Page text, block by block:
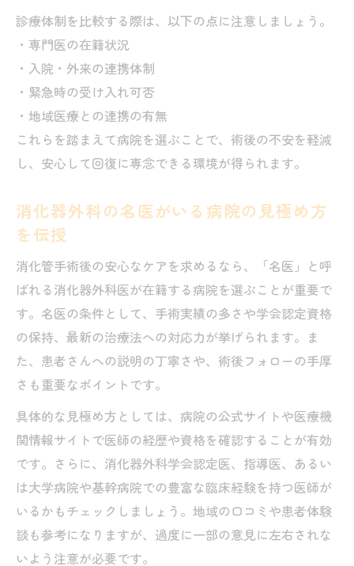
診療体制を比較する際は、以下の点に注意しましょう。
・専門医の在籍状況
・入院・外来の連携体制
・緊急時の受け入れ可否
・地域医療との連携の有無
これらを踏まえて病院を選ぶことで、術後の不安を軽減
し、安心して回復に専念できる環境が得られます。
消化器外科の名医がいる病院の見極め方
を伝授
消化管手術後の安心なケアを求めるなら、「名医」と呼
ばれる消化器外科医が在籍する病院を選ぶことが重要で
す。名医の条件として、手術実績の多さや学会認定資格
の保持、最新の治療法への対応力が挙げられます。ま
た、患者さんへの説明の丁寧さや、術後フォローの手厚
さも重要なポイントです。
具体的な見極め方としては、病院の公式サイトや医療機
関情報サイトで医師の経歴や資格を確認することが有効
です。さらに、消化器外科学会認定医、指導医、あるい
は大学病院や基幹病院での豊富な臨床経験を持つ医師が
いるかもチェックしましょう。地域の口コミや患者体験
談も参考になりますが、過度に一部の意見に左右されな
いよう注意が必要です。